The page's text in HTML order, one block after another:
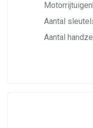
Aantal
Aantal